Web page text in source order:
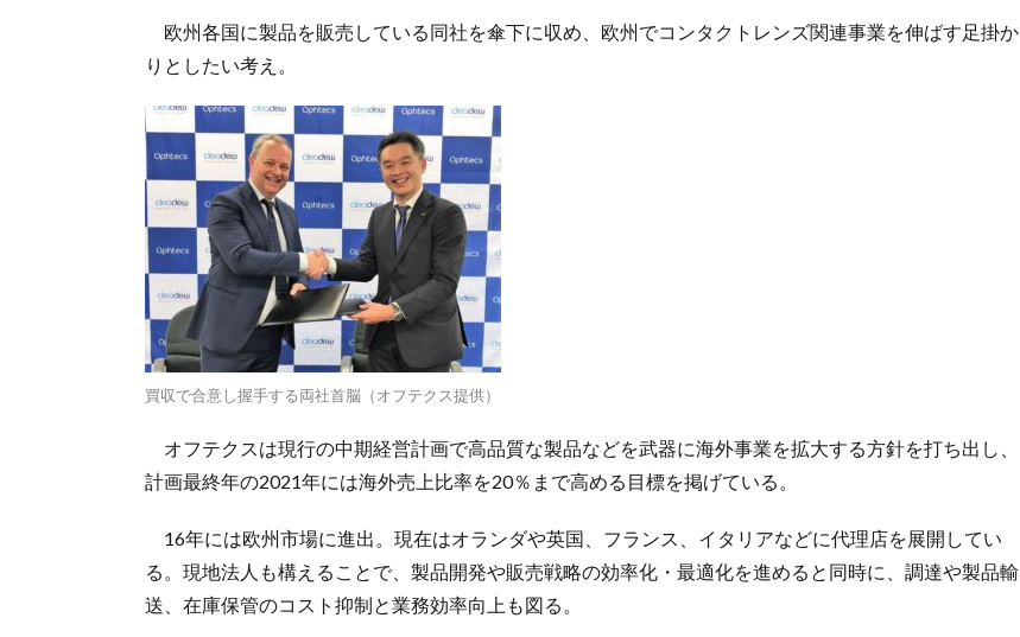
欧州各国に製品を販売している同社を傘下に収め、欧州でコンタクトレンズ関連事業を伸ばす足掛か
りとしたい考え。
買収で合意し握手する両社首脳（オフテクス提供）
オフテクスは現行の中期経営計画で高品質な製品などを武器に海外事業を拡大する方針を打ち出し、
計画最終年の2021年には海外売上比率を20％まで高める目標を掲げている。
16年には欧州市場に進出。現在はオランダや英国、フランス、イタリアなどに代理店を展開してい
る。現地法人も構えることで、製品開発や販売戦略の効率化・最適化を進めると同時に、調達や製品輸
送、在庫保管のコスト抑制と業務効率向上も図る。